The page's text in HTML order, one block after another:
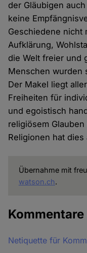
der Gläubigen
keine
Geschiedene nicht
Aufklärung,
die Welt freier und
Menschen wurden
Der Makel liegt
Freiheiten für
und egoistisch
religiösem
Religionen hat
Übernahme mit
watson.ch.
Kommentare
Netiquette für